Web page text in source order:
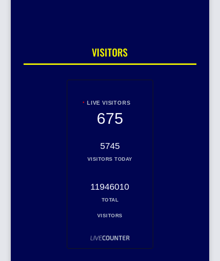
VISITORS
LIVE VISITORS
675
5745
VISITORS TODAY
11946010
TOTAL
VISITORS